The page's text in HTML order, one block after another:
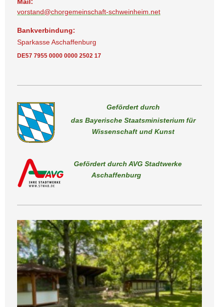
vorstand@chorgemeinschaft-schweinheim.net
Bankverbindung:
Sparkasse Aschaffenburg
DE57 7955 0000 0000 2502 17
Gefördert durch
das Bayerische Staatsministerium für
Wissenschaft und Kunst
Gefördert durch AVG Stadtwerke
Aschaffenburg